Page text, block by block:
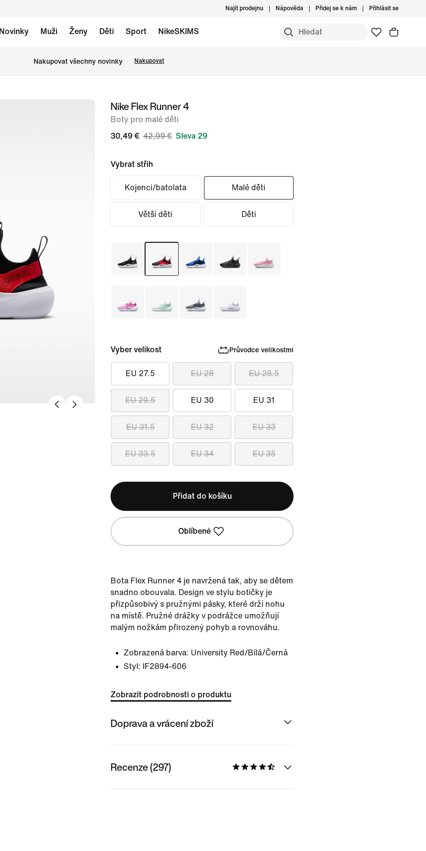
Najít prodejnu Nápověda Přidej se k nám Přihlásit se
Novinky Muži Ženy Děti Sport NikeSKIMS
Nakupovat všechny novinky Nakupovat
obrázekNike Flex Runner 4
Boty pro malé děti
30,49 € 42,99 € Sleva 29
Vybrat střih
Kojenci/batolata Malé děti
Větší děti Děti
Vyber velikost Průvodce velikostmi
EU 27.5 EU 28 EU 28.5
EU 29.5 EU 30 EU 31
EU 31.5 EU 32 EU 33
EU 33.5 EU 34 EU 35
Přidat do košíku
Oblíbené
Bota Flex Runner 4 je navržená tak, aby se dětem
snadno obouvala. Design ve stylu botičky je
přizpůsobivý s pružnými pásky, které drží nohu
na místě. Pružné drážky v podrážce umožňují
malým nožkám přirozený pohyb a rovnováhu.
Zobrazená barva: University Red/Bílá/Černá
Styl:
IF2894-606
Zobrazit podrobnosti o produktu
Doprava a vrácení zboží
Recenze (297)